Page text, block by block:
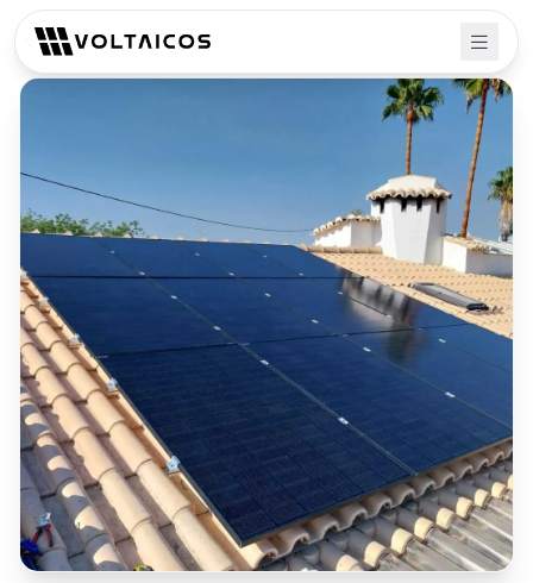
Retour aux projets